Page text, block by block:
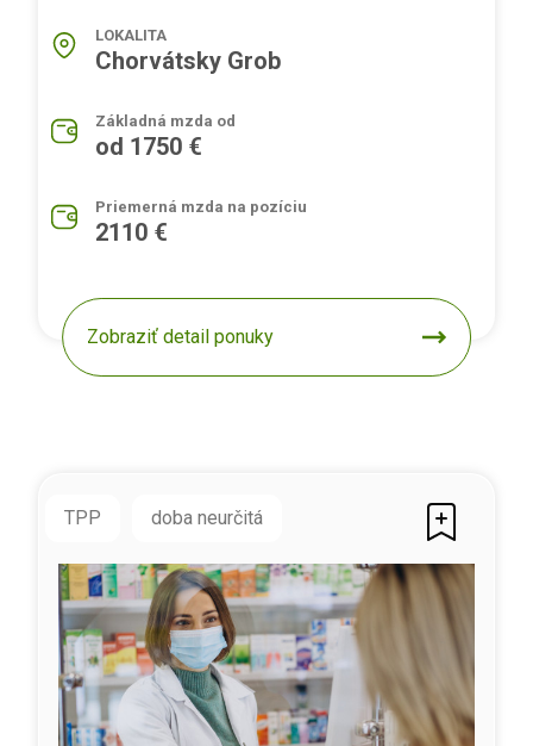
LOKALITA
Chorvátsky Grob
Základná mzda od
od 1750 €
Priemerná mzda na pozíciu
2110 €
Zobraziť detail ponuky
TPP doba neurčitá